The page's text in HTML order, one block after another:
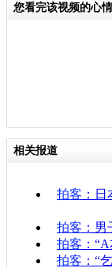
您看完该视频的心情
相关报道
拍客 ：
拍客 ：
拍客 ：
拍客 ：“